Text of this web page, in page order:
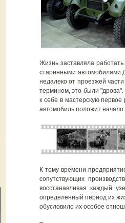
Жизнь заставляла
старинными автомобилями
недалеко от проезжей
термином, это были "дрова".
к себе в мастерскую
автомобиль положит начало
К тому времени
сопутствующих
восстанавливая каждый
определенный период их
обусловило их особое